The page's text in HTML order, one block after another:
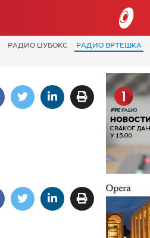
РАДИО ЏУБОКС РАДИО ВРТЕШКА